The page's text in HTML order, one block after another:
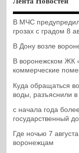
В МЧС
грозах с градом 8
В Дону возле
В воронежском ЖК
коммерческие
Куда обращаться
воды, разъяснили в
с начала года
государственный
Где ночью 7
воронежцам